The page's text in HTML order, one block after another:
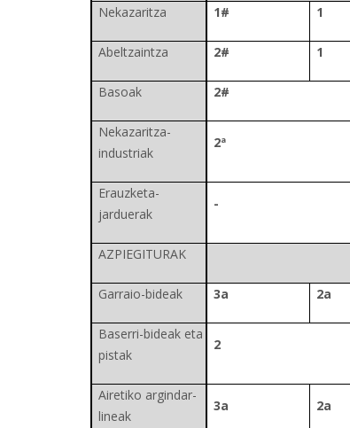
Nekazaritza 1# 1
Abeltzaintza 2# 1
Basoak 2#
Nekazaritza-
industriak
2ª
Erauzketa-
jarduerak
-
AZPIEGITURAK
Garraio-bideak 3a 2a
Baserri-bideak eta
pistak
2
Airetiko argindar-
lineak
3a 2a